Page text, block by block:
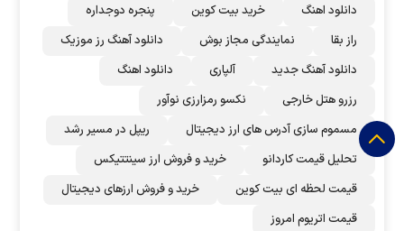
دانلود اهنگ خرید بیت کوین
پنجره دوجداره
راز بقا
نمایندگی مجاز بوش
دانلود آهنگ رز‌ موزیک
دانلود آهنگ جدید
آلپاری
دانلود اهنگ
رزرو هتل خارجی
نکسو رمزارزی نوآور
مسموم سازی آدرس های ارز دیجیتال
ریپل در مسیر رشد
تحلیل قیمت کاردانو
خرید و فروش ارز سینتتیکس
قیمت لحظه ای بیت کوین
خرید و فروش ارزهای دیجیتال
قیمت اتریوم امروز